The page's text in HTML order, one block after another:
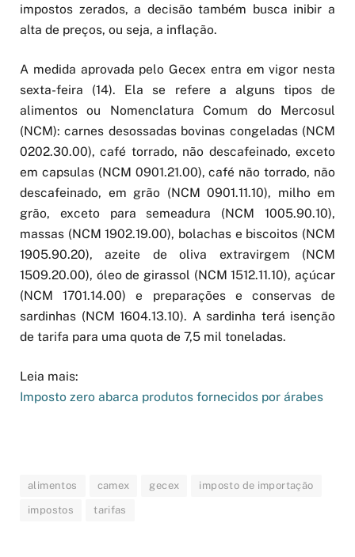
impostos zerados, a decisão também busca inibir a
alta de preços, ou seja, a inflação.
A medida aprovada pelo Gecex entra em vigor nesta
sexta-feira (14). Ela se refere a alguns tipos de
alimentos ou Nomenclatura Comum do Mercosul
(NCM): carnes desossadas bovinas congeladas (NCM
0202.30.00), café torrado, não descafeinado, exceto
em capsulas (NCM 0901.21.00), café não torrado, não
descafeinado, em grão (NCM 0901.11.10), milho em
grão, exceto para semeadura (NCM 1005.90.10),
massas (NCM 1902.19.00), bolachas e biscoitos (NCM
1905.90.20), azeite de oliva extravirgem (NCM
1509.20.00), óleo de girassol (NCM 1512.11.10), açúcar
(NCM 1701.14.00) e preparações e conservas de
sardinhas (NCM 1604.13.10). A sardinha terá isenção
de tarifa para uma quota de 7,5 mil toneladas.
Leia mais:
Imposto zero abarca produtos fornecidos por árabes
alimentos camex gecex imposto de importação
impostos tarifas